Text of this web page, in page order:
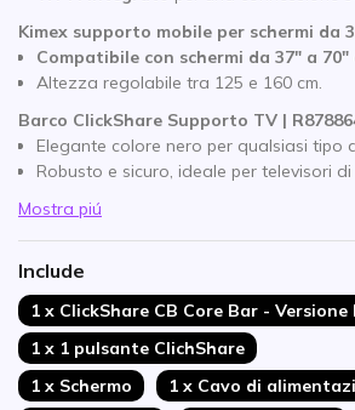
Kimex supporto mobile per schermi da
Compatibile con schermi da 37" a
Altezza regolabile tra 125 e 160 cm.
Barco ClickShare Supporto TV |
Elegante colore nero per qualsiasi tipo
Robusto e sicuro, ideale per televisori
Mostra piú
Include
1 x ClickShare CB Core Bar - Versione
1 x 1 pulsante ClichShare
1 x Schermo
1 x Cavo di